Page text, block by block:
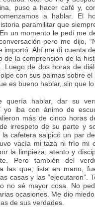
puso a hacer café y,
a hablar. El
paramilitar que
un momento le pedí me
pero me dijo,
importó. Ahí me di cuenta
de la comprensión de la
Luego de dos horas de
con sus palmas sobre
es bueno hablar, sin que lo
quería hablar, dar su
yo iba con ánimo de
más de cinco horas
irrespeto de su parte y
la cafetera salpicó un par
vacía mi taza ni frío mi
la limpieza, atento y
Pero también del
las que, lista en mano,
casas y las “ejecutaron”.
no sé mayor cosa. No
ocasiones. Me dio
de sus verdades.